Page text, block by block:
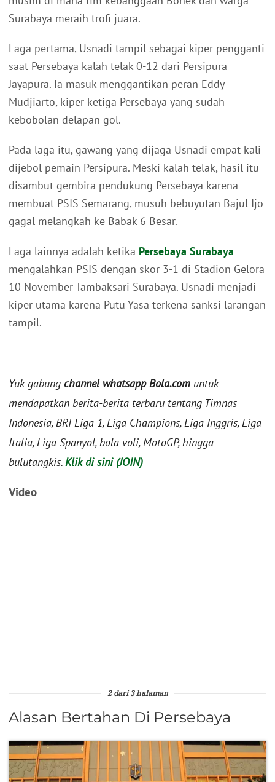
Surabaya meraih trofi juara.
Laga pertama, Usnadi tampil sebagai kiper pengganti
saat Persebaya kalah telak 0-12 dari Persipura
Jayapura. Ia masuk menggantikan peran Eddy
Mudjiarto, kiper ketiga Persebaya yang sudah
kebobolan delapan gol.
Pada laga itu, gawang yang dijaga Usnadi empat kali
dijebol pemain Persipura. Meski kalah telak, hasil itu
disambut gembira pendukung Persebaya karena
membuat PSIS Semarang, musuh bebuyutan Bajul Ijo
gagal melangkah ke Babak 6 Besar.
Laga lainnya adalah ketika Persebaya Surabaya
mengalahkan PSIS dengan skor 3-1 di Stadion Gelora
10 November Tambaksari Surabaya. Usnadi menjadi
kiper utama karena Putu Yasa terkena sanksi larangan
tampil.
Yuk gabung channel whatsapp Bola.com untuk
mendapatkan berita-berita terbaru tentang Timnas
Indonesia, BRI Liga 1, Liga Champions, Liga Inggris, Liga
Italia, Liga Spanyol, bola voli, MotoGP, hingga
bulutangkis.Klik di sini (JOIN)
Video
2 dari 3 halaman
Alasan Bertahan Di Persebaya